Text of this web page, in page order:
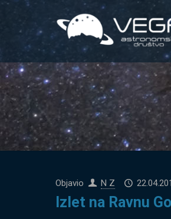
Objavio N Z
Izlet na Ravnu